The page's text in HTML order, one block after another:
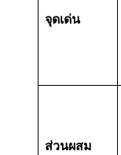
จุดเด่น
ส่วนผสม